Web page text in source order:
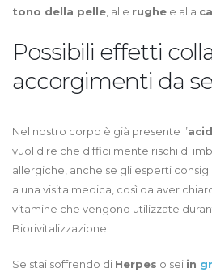
tono della pelle, alle rughe e alla
Possibili effetti
accorgimenti da
Nel nostro corpo è già presente l’
vuol dire che difficilmente rischi di
allergiche, anche se gli esperti
a una visita medica, così da aver
vitamine che vengono utilizzate
Biorivitalizzazione.
Se stai soffrendo di Herpes o sei in